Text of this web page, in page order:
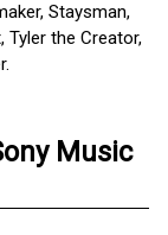
Staysman,
Tyler the Creator,
Music